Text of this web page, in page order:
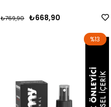
₺668,90
₺769,90
%13